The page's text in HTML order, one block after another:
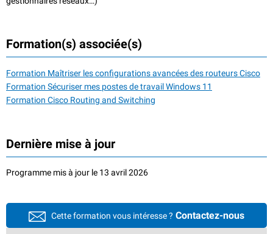
Formation(s) associée(s)
Formation Maîtriser les configurations avancées des routeurs Cisco
Formation Sécuriser mes postes de travail Windows 11
Formation Cisco Routing and Switching
Dernière mise à jour
Programme mis à jour le 13 avril 2026
Cette formation vous intéresse ? Contactez-nous